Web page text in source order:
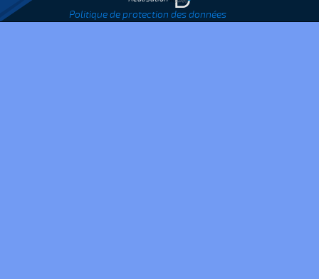
Politique de protection des données